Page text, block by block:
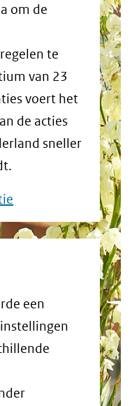
om de
te
van 23
voert het
de acties
sneller
een